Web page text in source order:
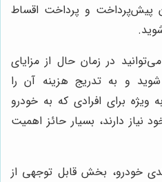
پیش‌پرداخت و پرداخت اقساط
در زمان حال از مزایای
و به تدریج هزینه آن را
ویژه برای افرادی که به خودرو
نیاز دارند، بسیار حائز اهمیت
خودرو، بخش قابل توجهی از